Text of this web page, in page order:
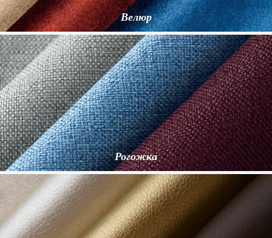
Велюр
Рогожка